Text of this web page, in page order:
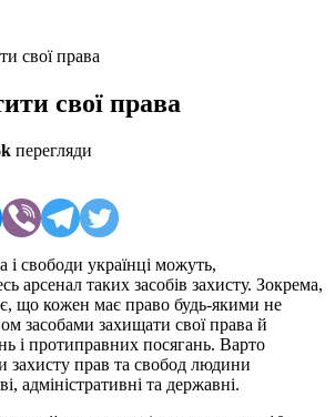
свої права
свої права
перегляди
і свободи українці можуть,
арсенал таких засобів захисту. Зокрема,
що кожен має право будь-якими не
засобами захищати свої права й
і протиправних посягань. Варто
захисту прав та свобод людини
адміністративні та державні.